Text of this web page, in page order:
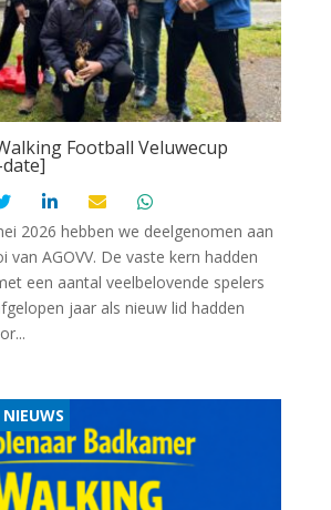
Football Veluwecup
2026 hebben we deelgenomen aan
van AGOVV. De vaste kern hadden
een aantal veelbelovende spelers
jaar als nieuw lid hadden